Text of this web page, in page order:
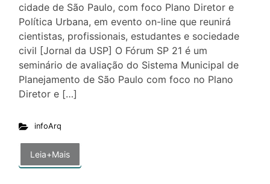
cidade de São Paulo, com foco Plano Diretor e
Política Urbana, em evento on-line que reunirá
cientistas, profissionais, estudantes e sociedade
civil [Jornal da USP] O Fórum SP 21 é um
seminário de avaliação do Sistema Municipal de
Planejamento de São Paulo com foco no Plano
Diretor e […]
infoArq
Leia+Mais